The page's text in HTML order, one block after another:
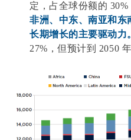
定，占全球份额的 30%
非洲、中东、南亚和东
长期增长的主要驱动力
27%，但预计到 2050